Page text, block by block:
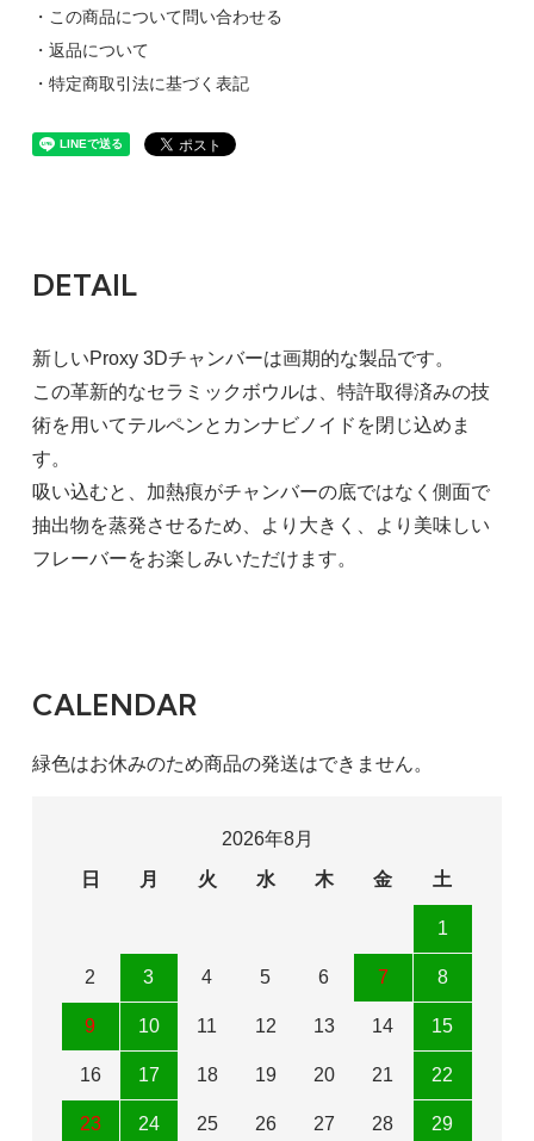
・この商品について問い合わせる
・返品について
・特定商取引法に基づく表記
DETAIL
新しいProxy 3Dチャンバーは画期的な製品です。
この革新的なセラミックボウルは、特許取得済みの技
術を用いてテルペンとカンナビノイドを閉じ込めま
す。
吸い込むと、加熱痕がチャンバーの底ではなく側面で
抽出物を蒸発させるため、より大きく、より美味しい
フレーバーをお楽しみいただけます。
CALENDAR
緑色はお休みのため商品の発送はできません。
2026年8月
日
月 火 水 木 金 土
1
2 3 4 5 6 7 8
9 10 11 12 13 14 15
16 17 18 19 20 21 22
23 24 25 26 27 28 29